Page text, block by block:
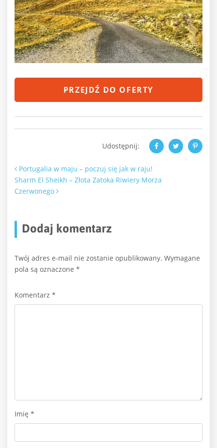
PRZEJDŹ DO OFERTY
Udostępnij:
Nawigacja po artykułach
Portugalia w maju – poczuj się jak w raju!
Sharm El Sheikh – Złota Zatoka Riwiery Morza
Czerwonego
Dodaj komentarz
Twój adres e-mail nie zostanie opublikowany. Wymagane
pola są oznaczone *
Komentarz *
Imię *